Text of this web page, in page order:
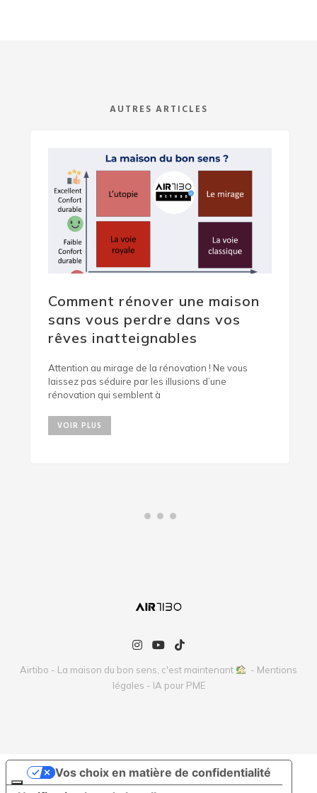
AUTRES ARTICLES
Comment rénover une maison
sans vous perdre dans vos
rêves inatteignables
Attention au mirage de la rénovation ! Ne vous
laissez pas séduire par les illusions d’une
rénovation qui semblent à
VOIR PLUS
Airtibo - La maison du bon sens, c'est maintenant - Mentions
légales - IA pour PME
Vos choix en matière de confidentialité